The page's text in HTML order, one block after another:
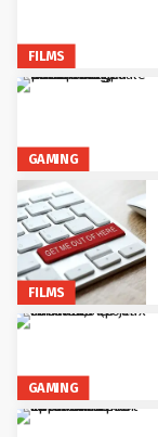
FILMS
GAMING
FILMS
GAMING